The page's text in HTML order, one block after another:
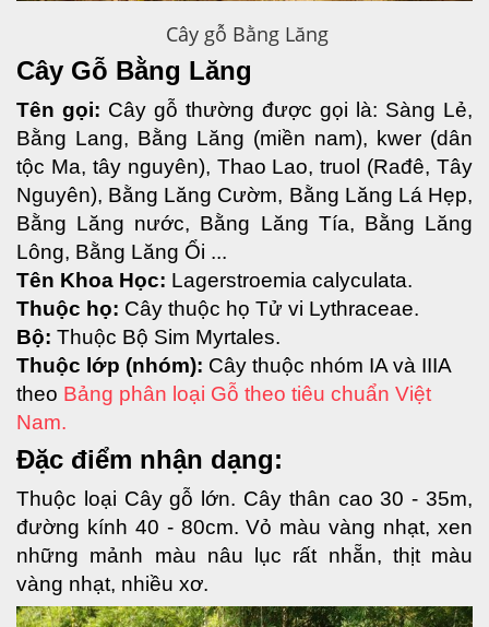
Cây gỗ Bằng Lăng
Cây Gỗ Bằng Lăng
Tên gọi: Cây gỗ thường được gọi là: Sàng Lẻ,
Bằng Lang, Bằng Lăng (miền nam), kwer (dân
tộc Ma, tây nguyên), Thao Lao, truol (Rađê, Tây
Nguyên), Bằng Lăng Cườm, Bằng Lăng Lá Hẹp,
Bằng Lăng nước, Bằng Lăng Tía, Bằng Lăng
Lông, Bằng Lăng Ổi ...
Tên Khoa Học: Lagerstroemia calyculata.
Thuộc họ: Cây thuộc họ Tử vi Lythraceae.
Bộ: Thuộc Bộ Sim Myrtales.
Thuộc lớp (nhóm): Cây thuộc nhóm IA và IIIA
theo Bảng phân loại Gỗ theo tiêu chuẩn Việt
Nam.
Đặc điểm nhận dạng:
Thuộc loại Cây gỗ lớn. Cây thân cao 30 - 35m,
đường kính 40 - 80cm. Vỏ màu vàng nhạt, xen
những mảnh màu nâu lục rất nhẵn, thịt màu
vàng nhạt, nhiều xơ.